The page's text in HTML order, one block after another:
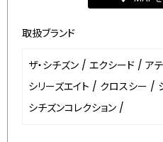
取扱ブランド
ザ・シチズン / エクシード / ア
シリーズエイト / クロスシー /
シチズンコレクション /